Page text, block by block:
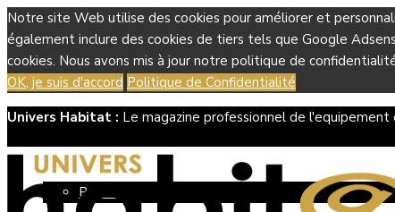
Notre site Web utilise des cookies pour améliorer et
également inclure des cookies de tiers tels que Google
cookies. Nous avons mis à jour notre politique de
OK, je suis d'accord Politique de Confidentialité
Univers Habitat : Le magazine professionnel de l'equipement
Boutique
Panier